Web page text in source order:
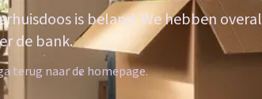
is beland. We hebben overal
de bank.
terug naar de homepage.